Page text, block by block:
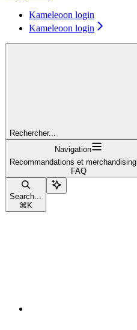
Kameleoon login
Kameleoon login
Rechercher...
Navigation
Recommandations et merchandising
FAQ
Search...
⌘ K